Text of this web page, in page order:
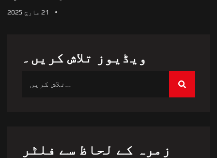
21 مارچ 2025
ویڈیوز تلاش کریں۔
زمرہ کے لحاظ سے فلٹر